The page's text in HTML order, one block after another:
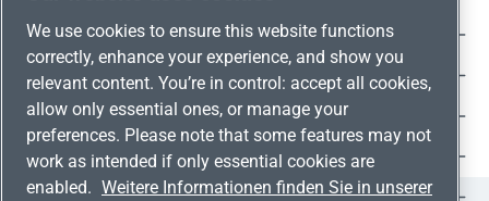
Versandarten
Zahlungsarten
Adresse
Umweltschutz & Partnerschaft
Jetzt auf Social Media folgen!
We use cookies to ensure this website functions
correctly, enhance your experience, and show you
relevant content. You’re in control: accept all cookies,
allow only essential ones, or manage your
preferences. Please note that some features may not
work as intended if only essential cookies are
enabled. Weitere Informationen finden Sie in unserer